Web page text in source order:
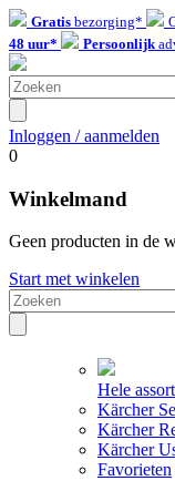
Gratis bezorging*
48 uur*
Persoonlijk
Inloggen / aanmelden
0
Winkelmand
Geen producten in de
Start met winkelen
Hele
Kärcher
Kärcher
Kärcher
Favorieten